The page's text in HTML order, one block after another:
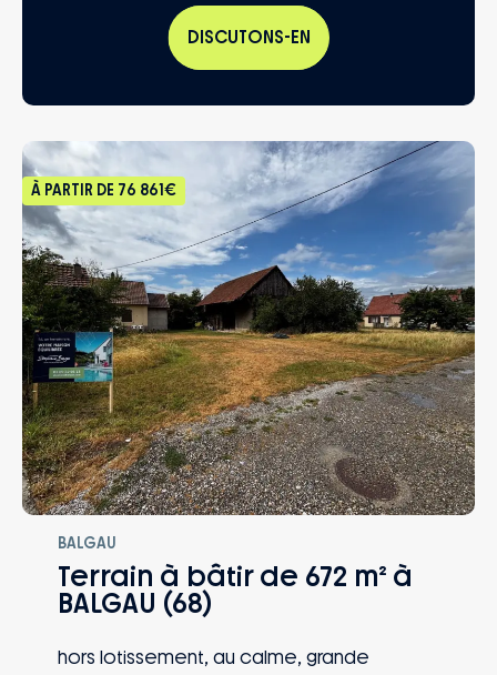
DISCUTONS-EN
À PARTIR DE 76 861€
BALGAU
Terrain à bâtir de 672 m² à
BALGAU (68)
hors lotissement, au calme, grande